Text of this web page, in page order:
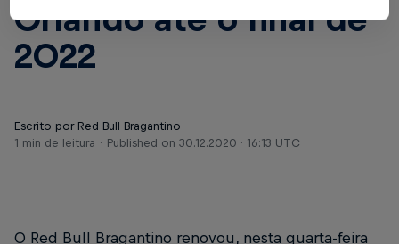
Orlando até o final de
2022
Escrito por Red Bull Bragantino
1 min de leitura
Published on 30.12.2020 · 16:13 UTC
O Red Bull Bragantino renovou, nesta quarta-feira